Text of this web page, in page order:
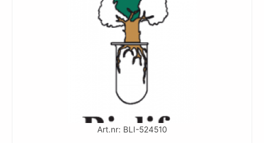
Art.nr: BLI-524510